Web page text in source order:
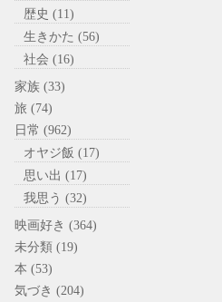
歴史 (11)
生きかた (56)
社会 (16)
家族 (33)
旅 (74)
日常 (962)
オヤジ飯 (17)
思い出 (17)
我思う (32)
映画好き (364)
未分類 (19)
本 (53)
気づき (204)